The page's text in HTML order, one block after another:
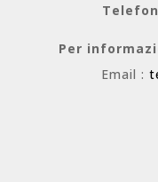
Per
Email :